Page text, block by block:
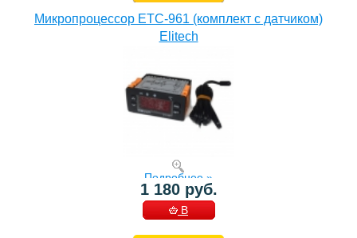
Микропроцессор ETC-961 (комплект c датчиком)
Elitech
Подробнее »
1 180 руб.
В